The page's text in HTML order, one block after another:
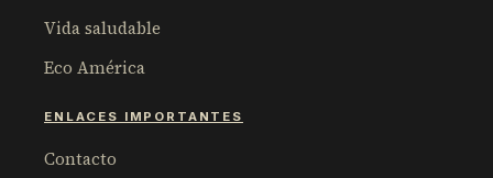
Vida saludable
Eco América
ENLACES IMPORTANTES
Contacto